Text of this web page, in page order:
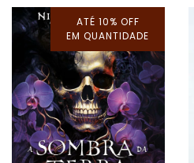
ATÉ 10% OFF
EM QUANTIDADE